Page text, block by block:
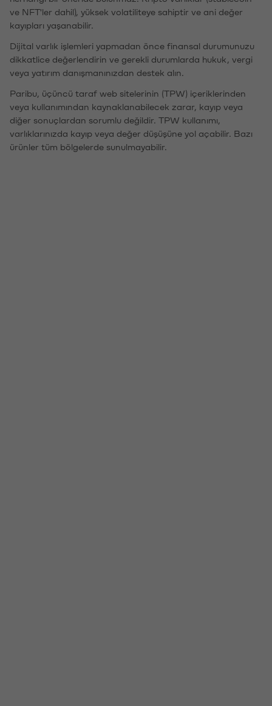
ve NFT'ler dahil), yüksek volatiliteye sahiptir ve ani değer
kayıpları yaşanabilir.
Dijital varlık işlemleri yapmadan önce finansal durumunuzu
dikkatlice değerlendirin ve gerekli durumlarda hukuk, vergi
veya yatırım danışmanınızdan destek alın.
Paribu, üçüncü taraf web sitelerinin (TPW) içeriklerinden
veya kullanımından kaynaklanabilecek zarar, kayıp veya
diğer sonuçlardan sorumlu değildir. TPW kullanımı,
varlıklarınızda kayıp veya değer düşüşüne yol açabilir. Bazı
ürünler tüm bölgelerde sunulmayabilir.